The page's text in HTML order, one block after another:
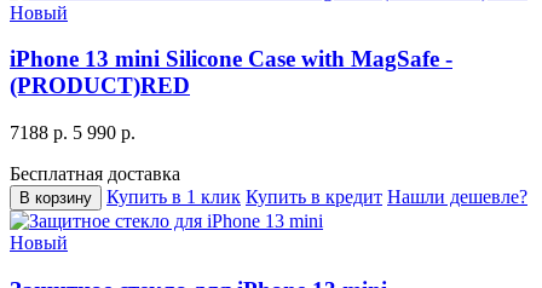
Новый
iPhone 13 mini Silicone Case with MagSafe -
(PRODUCT)RED
7188 р. 5 990 р.
Бесплатная доставка
В корзину Купить в 1 клик Купить в кредит Нашли дешевле?
Новый